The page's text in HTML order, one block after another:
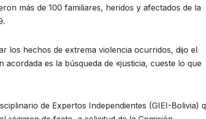
más de 100 familiares, heridos y afectados de la
los hechos de extrema violencia ocurridos, dijo el
es la búsqueda de «justicia, cueste lo que
de Expertos Independientes (GIEI-Bolivia)